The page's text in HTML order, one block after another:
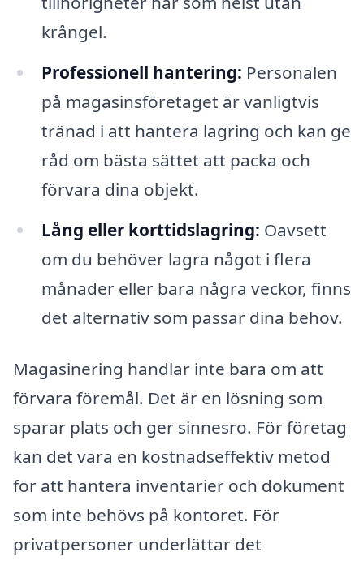
krångel.
Professionell hantering: Personalen
på magasinsföretaget är vanligtvis
tränad i att hantera lagring och kan ge
råd om bästa sättet att packa och
förvara dina objekt.
Lång eller korttidslagring: Oavsett
om du behöver lagra något i flera
månader eller bara några veckor, finns
det alternativ som passar dina behov.
Magasinering handlar inte bara om att
förvara föremål. Det är en lösning som
sparar plats och ger sinnesro. För företag
kan det vara en kostnadseffektiv metod
för att hantera inventarier och dokument
som inte behövs på kontoret. För
privatpersoner underlättar det